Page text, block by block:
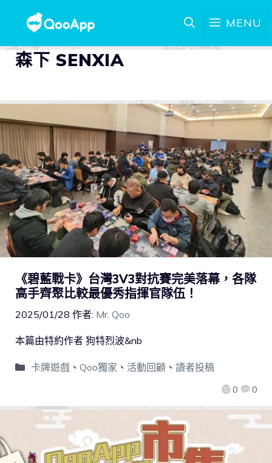
MENU
森下 SENXIA
《碧藍戰卡》台灣3V3對抗賽完美落幕，各隊
高手齊聚比較最優秀指揮官隊伍！
2025/01/28 作者: Mr. Qoo
0 0
本篇由特約作者 狗特烈波&nb
卡牌遊戲、 Qoo獨家 、 活動回顧、 讀者投稿